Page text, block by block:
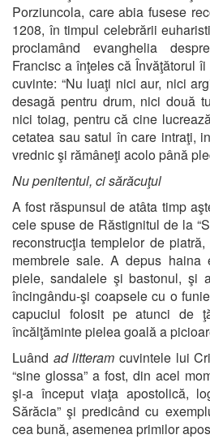
Porziuncola, care abia fusese
1208, în timpul celebrării
proclamând evanghelia
Francisc a înţeles că Învăţătorul
cuvinte: “Nu luaţi nici aur, nici
desagă pentru drum, nici două
nici toiag, pentru că cine
cetatea sau satul în care intraţi,
vrednic şi rămâneţi acolo până
Nu penitentul, ci sărăcuţul
A fost răspunsul de atâta timp
cele spuse de Răstignitul de la
reconstrucţia templelor de
membrele sale. A depus haina
piele, sandalele şi bastonul, şi
încingându-şi coapsele cu o
capuciul folosit pe atunci de
încălţăminte pielea goală a
Luând ad litteram cuvintele lui
“sine glossa” a fost, din acel
şi-a început viaţa apostolică,
Sărăcia” şi predicând cu
cea bună, asemenea primilor